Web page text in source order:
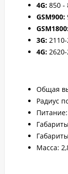
4G: 850 -
GSM900:
GSM1800
3G:
4G:
Общая
Радиус
Масса: